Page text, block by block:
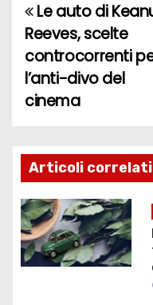
N
a
v
g
a
z
i
Le auto di
Reeves, scelte
controcorrenti
l’anti-divo del
cinema
Articoli correlati